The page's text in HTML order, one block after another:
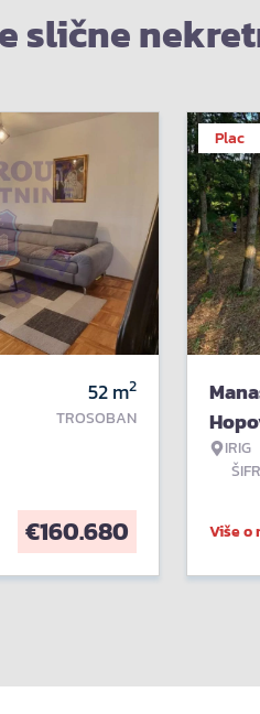
slične
52m2
TROSOBAN
€160.680
Plac
IRIG
Više o